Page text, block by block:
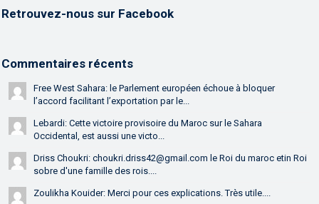
Retrouvez-nous sur Facebook
Commentaires récents
Free West Sahara: le Parlement européen échoue à bloquer
l’accord facilitant l’exportation par le...
Lebardi: Cette victoire provisoire du Maroc sur le Sahara
Occidental, est aussi une victo...
Driss Choukri: choukri.driss42@gmail.com le Roi du maroc etin Roi
sobre d'une famille des rois....
Zoulikha Kouider: Merci pour ces explications. Très utile....